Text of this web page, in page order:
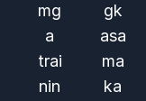
mg
a
trai
nin
gk
asa
ma
ka